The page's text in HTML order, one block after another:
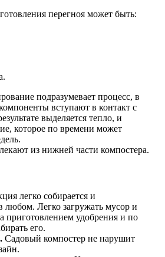
перегноя может быть:
подразумевает процесс, в
вступают в контакт с
выделяется тепло, и
которое по времени может
из нижней части компостера.
легко собирается и
любом. Легко загружать мусор и
приготовлением удобрения и по
его.
Садовый компостер не нарушит